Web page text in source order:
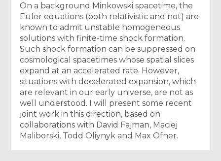
On a background Minkowski spacetime, the
Euler equations (both relativistic and not) are
known to admit unstable homogeneous
solutions with finite-time shock formation.
Such shock formation can be suppressed on
cosmological spacetimes whose spatial slices
expand at an accelerated rate. However,
situations with decelerated expansion, which
are relevant in our early universe, are not as
well understood. I will present some recent
joint work in this direction, based on
collaborations with David Fajman, Maciej
Maliborski, Todd Oliynyk and Max Ofner.